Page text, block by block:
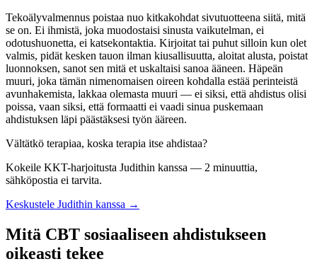
Tekoälyvalmennus poistaa nuo kitkakohdat sivutuotteena siitä, mitä
se on. Ei ihmistä, joka muodostaisi sinusta vaikutelman, ei
odotushuonetta, ei katsekontaktia. Kirjoitat tai puhut silloin kun olet
valmis, pidät kesken tauon ilman kiusallisuutta, aloitat alusta, poistat
luonnoksen, sanot sen mitä et uskaltaisi sanoa ääneen. Häpeän
muuri, joka tämän nimenomaisen oireen kohdalla estää perinteistä
avunhakemista, lakkaa olemasta muuri — ei siksi, että ahdistus olisi
poissa, vaan siksi, että formaatti ei vaadi sinua puskemaan
ahdistuksen läpi päästäksesi työn ääreen.
Vältätkö terapiaa, koska terapia itse ahdistaa?
Kokeile KKT-harjoitusta Judithin kanssa — 2 minuuttia,
sähköpostia ei tarvita.
Keskustele Judithin kanssa →
Mitä CBT sosiaaliseen ahdistukseen
oikeasti tekee